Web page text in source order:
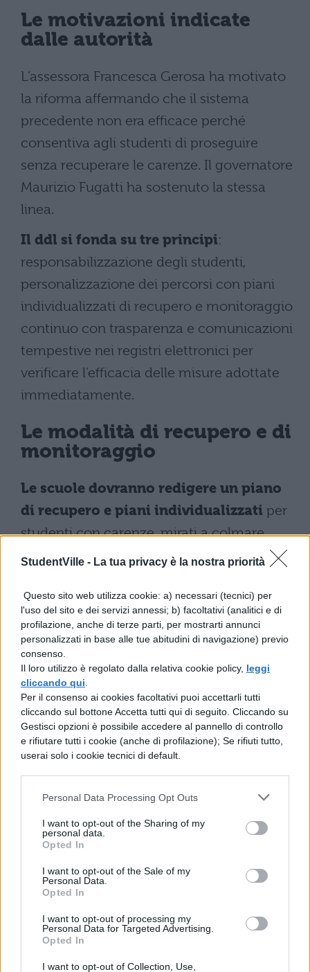
StudentVille - La tua privacy è la nostra priorità
Questo sito web utilizza cookie: a) necessari (tecnici) per
l'uso del sito e dei servizi annessi; b) facoltativi (analitici e di
profilazione, anche di terze parti, per mostrarti annunci
personalizzati in base alle tue abitudini di navigazione) previo
consenso.
Il loro utilizzo è regolato dalla relativa cookie policy, leggi
cliccando qui
Per il consenso ai cookies facoltativi puoi accettarli tutti
cliccando sul bottone Accetta tutti qui di seguito. Cliccando su
Gestisci opzioni è possibile accedere al pannello di controllo
e rifiutare tutti i cookie (anche di profilazione); Se rifiuti tutto,
userai solo i cookie tecnici di default.
Personal Data Processing Opt Outs
I want to opt-out of the Sharing of my
personal data.
Opted In
I want to opt-out of the Sale of my
Personal Data.
Opted In
I want to opt-out of processing my
Personal Data for Targeted Advertising.
Opted In
I want to opt-out of Collection, Use,
Le motivazioni indicate
dalle autorità
L’assessora Francesca Gerosa ha motivato
la riforma affermando che il sistema
precedente non era efficace perché
consentiva agli studenti di proseguire
senza recuperare le carenze. Il governatore
Maurizio Fugatti ha sostenuto la stessa
linea.
Il ddl si fonda su tre principi:
responsabilizzazione degli studenti,
personalizzazione dei percorsi con piani
individualizzati di recupero e monitoraggio
continuo con trasparenza e comunicazioni
tempestive nei registri elettronici per
verificare l’efficacia delle misure adottate
immediatamente.
Le modalità di recupero e di
monitoraggio
Le scuole dovranno redigere un piano
di recupero e piani individualizzati per
studenti con carenze, mirati a colmare
l’insufficienza affinché lo studente proceda.
consiglio di classe e dei docenti referenti,
che documenteranno gli interventi.
Nei registri elettronici saranno create
sezioni dedicate per segnalare carenze e
attività di recupero. Gerosa raccomanda
monitoraggio costante e comunicazioni
tempestiveper verificarne l’efficacia e della
trasparenza delle informazioni registrate.
La valutazione delle
capacità relazionali
capacità relazionali, al pari delle
discipline, nel giudizio finale. Insufficienze
gravi e reiterate possono comportare la non
ammissione alla classe successiva o
all’esame di Stato.